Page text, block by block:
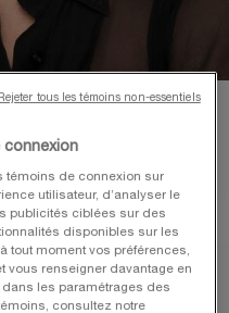
connexion
témoins de connexion sur
utilisateur, d’analyser le
publicités ciblées sur des
disponibles sur les
tout moment vos préférences,
vous renseigner davantage en
dans les paramétrages des
consultez notre
Rejeter tous les témoins non-essentiels